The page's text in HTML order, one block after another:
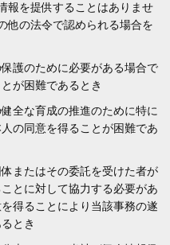
報を提供することはありませ
他の法令で認められる場合を
護のために必要がある場合で
が困難であるとき
全な育成の推進のために特に
の同意を得ることが困難であ
またはその委託を受けた者が
とに対して協力する必要があ
得ることにより当該事務の遂
とき